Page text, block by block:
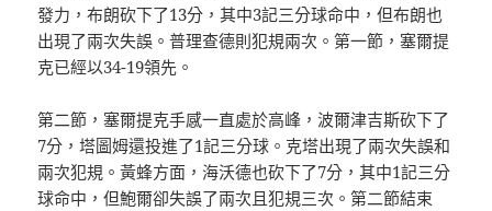
發力，布朗砍下了13分，其中3記三分球命中，但布朗也
出現了兩次失誤。普理查德則犯規兩次。第一節，塞爾提
克已經以34-19領先。
第二節，塞爾提克手感一直處於高峰，波爾津吉斯砍下了
7分，塔圖姆還投進了1記三分球。克塔出現了兩次失誤和
兩次犯規。黃蜂方面，海沃德也砍下了7分，其中1記三分
球命中，但鮑爾卻失誤了兩次且犯規三次。第二節結束